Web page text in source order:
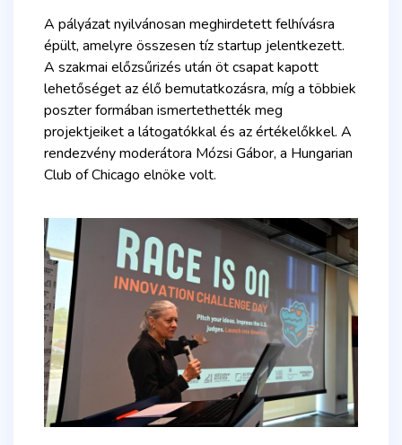
A pályázat nyilvánosan meghirdetett felhívásra
épült, amelyre összesen tíz startup jelentkezett.
A szakmai előzsűrizés után öt csapat kapott
lehetőséget az élő bemutatkozásra, míg a többiek
poszter formában ismertethették meg
projektjeiket a látogatókkal és az értékelőkkel. A
rendezvény moderátora Mózsi Gábor, a Hungarian
Club of Chicago elnöke volt.